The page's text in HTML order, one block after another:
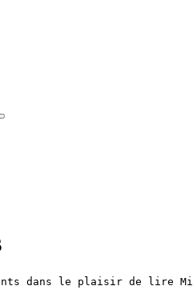
dans le plaisir de lire